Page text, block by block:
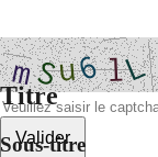
Titre
Sous-titre
Valider